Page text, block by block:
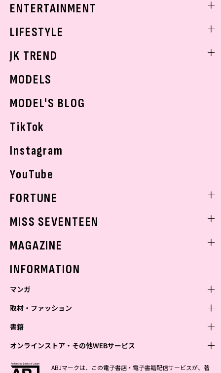
ベストコスメ
ボディケア
学校ヘアメイク
ENTERTAINMENT
K-POP
LIFESTYLE
モデルの購入品
JK TREND
MODELS
MODEL'S BLOG
TikTok
Instagram
YouTube
FORTUNE
MISS SEVENTEEN
MAGAZINE
INFORMATION
マンガ
少年マンガ
Vジャンプ
最強ジャンプ
青年マンガ
ZEBRACK
少女マンガ
女性マンガ
取材・ファッション
ファッション・美容
BAILA
芸能・情報・スポーツ
書籍
文芸・文庫・総合
学芸・ノンフィクション・新書
オンラインストア・その他WEBサービス
オンラインストアABJマークは、この電子書店・電子書籍配信サービスが、著